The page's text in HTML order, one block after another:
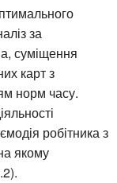
за
суміщення
карт з
норм часу.
робітника з
якому